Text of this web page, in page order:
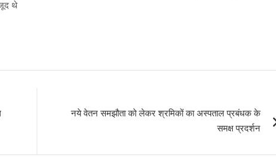
थे
नये वेतन समझौता को लेकर श्रमिकों का अस्पताल प्रबंधक के
समक्ष प्रदर्शन